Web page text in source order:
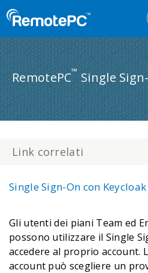
RemotePC™ Single
Link correlati
Single Sign-On con Keycloak
Gli utenti dei piani Team ed
possono utilizzare il Single
accedere al proprio account.
account può scegliere un